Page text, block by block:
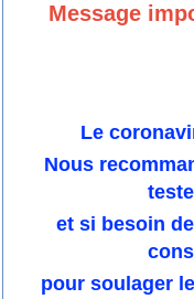
Message
Le
Nous
et si besoin
pour soulager